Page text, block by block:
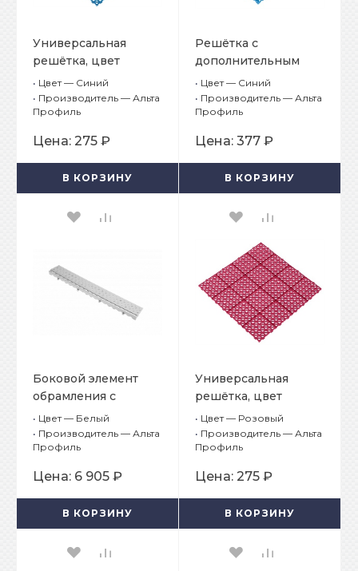
Универсальная
решётка, цвет
Синий
• Цвет — Синий
• Производитель — Альта
Профиль
Цена: 275 ₽
В КОРЗИНУ
Решётка с
дополнительным
обрамлением, цвет
Синий
• Цвет — Синий
• Производитель — Альта
Профиль
Цена: 377 ₽
В КОРЗИНУ
Боковой элемент
обрамления с
замками, цвет Белый
• Цвет — Белый
• Производитель — Альта
Профиль
Цена: 6 905 ₽
В КОРЗИНУ
Универсальная
решётка, цвет
Розовый
• Цвет — Розовый
• Производитель — Альта
Профиль
Цена: 275 ₽
В КОРЗИНУ